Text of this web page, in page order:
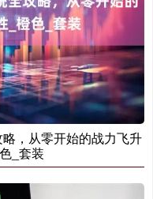
，从零开始的战力飞升
_套装